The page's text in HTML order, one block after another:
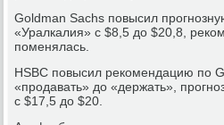
Goldman Sachs повысил
«Уралкалия» с $8,5 до $20,8,
поменялась.
HSBC повысил рекомендацию по
«продавать» до «держать»,
с $17,5 до $20.